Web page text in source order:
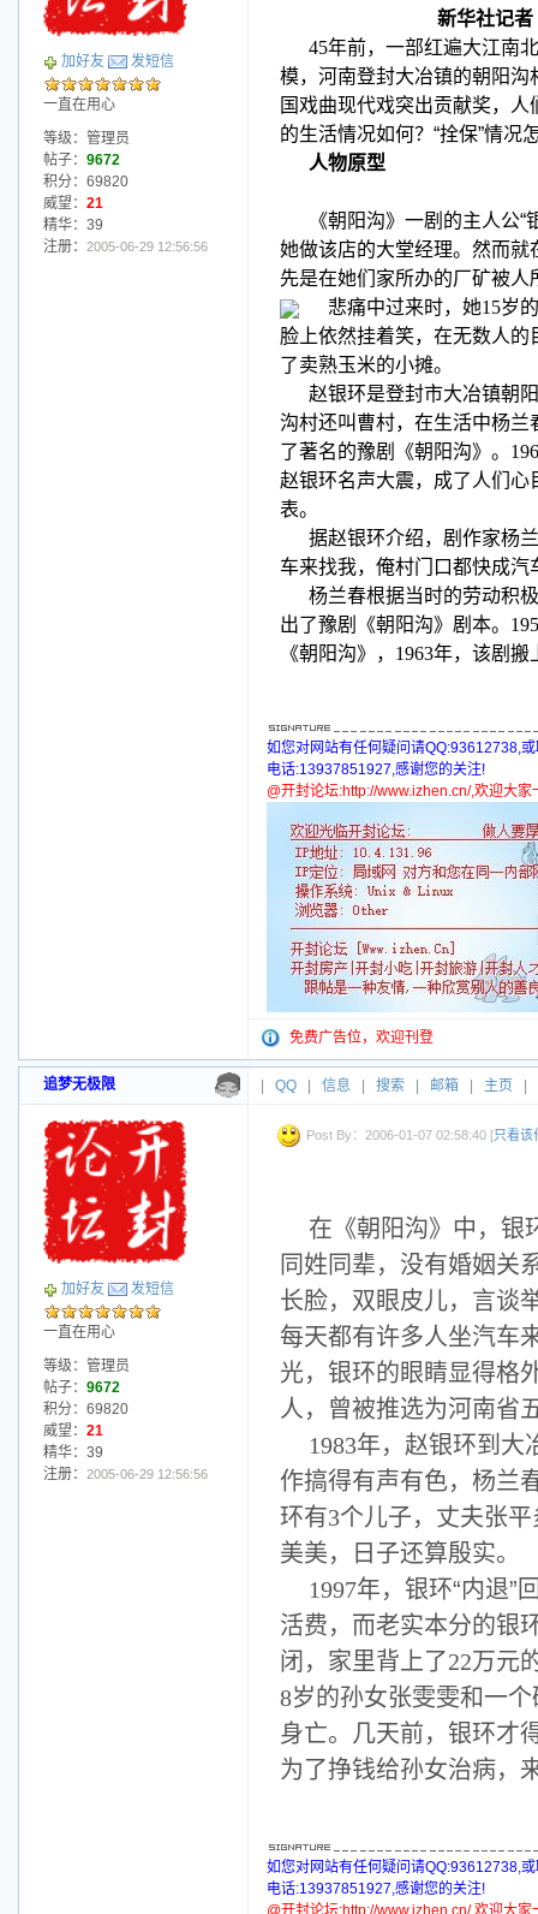
加好友 发短信
一直在用心
等级：管理员
帖子： 9672
积分：69820
威望： 21
精华：39
注册： 2005-06-29 12:56:56
新华社记者
45年前，一部红遍大江南
模，河南登封大冶镇的朝阳沟
国戏曲现代戏突出贡献奖，
的生活情况如何？“拴保”情况
人物原型
《朝阳沟》一剧的主人公
她做该店的大堂经理。然而
先是在她们家所办的厂矿被
悲痛中过来时，她15岁
脸上依然挂着笑，在无数人
了卖熟玉米的小摊。
赵银环是登封市大冶镇朝
沟村还叫曹村，在生活中杨
了著名的豫剧《朝阳沟》。
赵银环名声大震，成了人们
表。
据赵银环介绍，剧作家杨
车来找我，俺村门口都快成汽
杨兰春根据当时的劳动积
出了豫剧《朝阳沟》剧本。
《朝阳沟》， 1963年，该剧搬
如您对网站有任何疑问请QQ:93612738,
电话:13937851927,感谢您的关注!
@开封论坛:http://www.izhen.cn/,欢迎大家
免费广告位，欢迎刊登
追梦无极限 QQ 信息 搜索 邮箱 主页
加好友 发短信
一直在用心
等级：管理员
帖子： 9672
积分：69820
威望： 21
精华：39
注册： 2005-06-29 12:56:56
Post By：2006-01-07 02:58:40 [只看该
在《朝阳沟》中，银
同姓同辈，没有婚姻关
长脸，双眼皮儿，言谈
每天都有许多人坐汽车
光，银环的眼睛显得格
人，曾被推选为河南省
1983年，赵银环到大
作搞得有声有色，杨兰
环有3个儿子，丈夫张
美美，日子还算殷实。
1997年，银环“内退”
活费，而老实本分的银
闭，家里背上了22万元
8岁的孙女张雯雯和一
身亡。几天前，银环才
为了挣钱给孙女治病，
如您对网站有任何疑问请QQ:93612738,
电话:13937851927,感谢您的关注!
@开封论坛:http://www.izhen.cn/,欢迎大家